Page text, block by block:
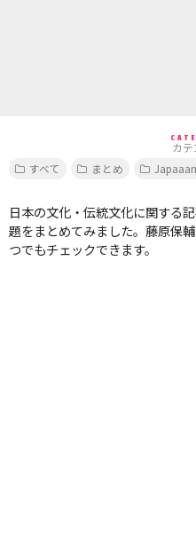
カ
すべて
まとめ
日本の文化・伝統文化に関する
題をまとめてみました。藤原保
つでもチェックできます。